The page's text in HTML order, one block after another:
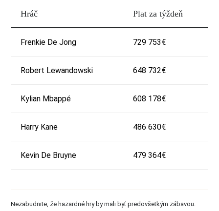
Hráč Plat za týždeň
Frenkie De Jong 729 753€
Robert Lewandowski 648 732€
Kylian Mbappé 608 178€
Harry Kane 486 630€
Kevin De Bruyne 479 364€
Nezabudnite, že hazardné hry by mali byť predovšetkým zábavou.